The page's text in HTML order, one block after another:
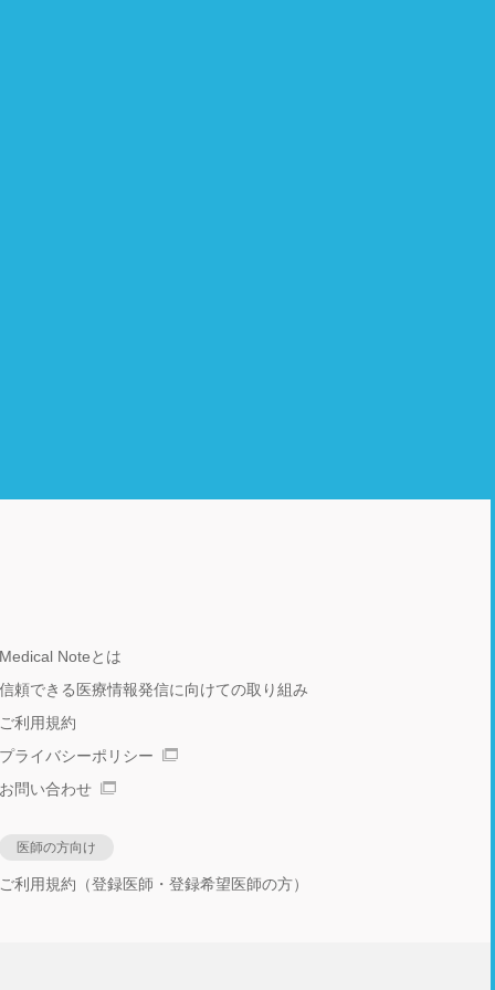
Medical Noteとは
信頼できる医療情報発信に向けての取り組み
ご利用規約
プライバシーポリシー
お問い合わせ
医師の方向け
ご利用規約（登録医師・登録希望医師の方）